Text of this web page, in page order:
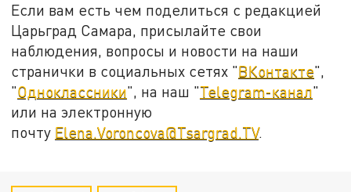
Если вам есть чем поделиться с редакцией
Царьград Самара, присылайте свои
наблюдения, вопросы и новости на наши
странички в социальных сетях "ВКонтакте",
"Одноклассники", на наш "Telegram-канал"
или на электронную
почту Elena.Voroncova@Tsargrad.TV.